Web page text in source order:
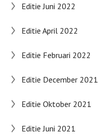
Editie Juni 2022
Editie April 2022
Editie Februari 2022
Editie December 2021
Editie Oktober 2021
Editie Juni 2021